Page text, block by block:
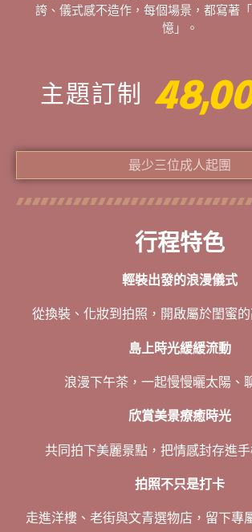
誇、儀式感不造作，每個場景，都寫著
憶」。
主題訂制
最少三位成人起團
行程特色
輕裝出發的浪漫儀式
從換裝、化妝到拍照，開啟屬於閨蜜的
島上時光緩緩流動
浪漫下午茶，一起慢慢曬太陽、
欣賞美景療癒時光
共同拍下美麗景點，把情感封存進手
拍照不只是打卡
走進洋樓、老街與文青選物店，留下專